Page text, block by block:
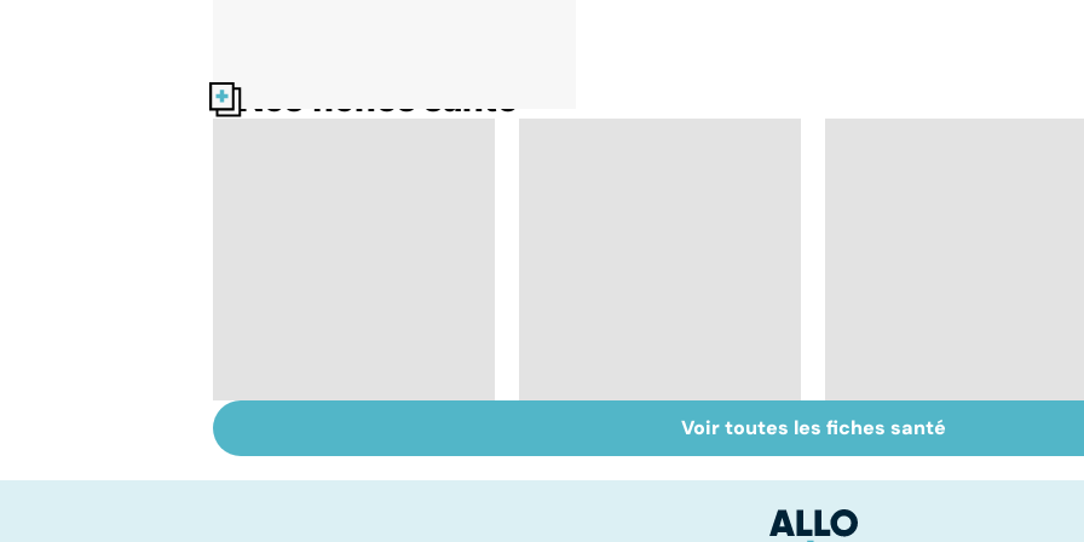
Nos fiches santé
passage à l'acte
Comment tenir ses
bonnes résolutions
BPCO, la bronchite du
fumeur
Voir toutes les fiches santé